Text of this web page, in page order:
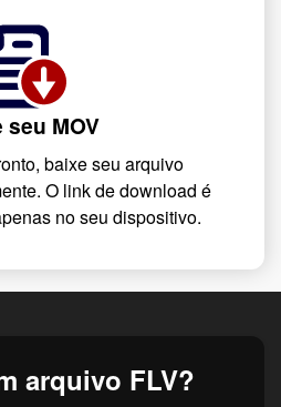
seu MOV
baixe seu arquivo
O link de download é
no seu dispositivo.
arquivo FLV?